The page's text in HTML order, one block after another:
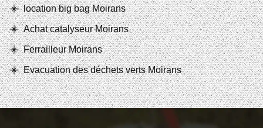
location big bag Moirans
Achat catalyseur Moirans
Ferrailleur Moirans
Evacuation des déchets verts Moirans